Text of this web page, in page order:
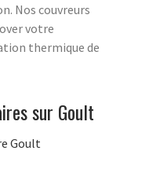
Nos couvreurs
votre
thermique de
sur Goult
Goult